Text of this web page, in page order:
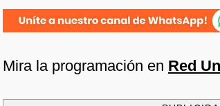
Mira la programación en Red